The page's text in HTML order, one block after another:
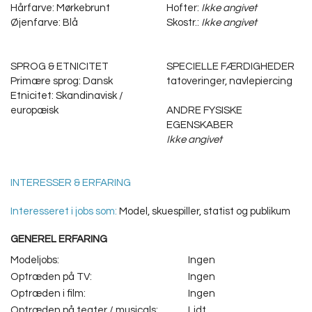
Hårfarve: Mørkebrunt
Øjenfarve: Blå
Hofter: Ikke angivet
Skostr.: Ikke angivet
SPROG & ETNICITET
Primære sprog: Dansk
Etnicitet: Skandinavisk /
europæisk
SPECIELLE FÆRDIGHEDER
tatoveringer, navlepiercing
ANDRE FYSISKE
EGENSKABER
Ikke angivet
INTERESSER & ERFARING
Interesseret i jobs som: Model, skuespiller, statist og publikum
GENEREL ERFARING
Modeljobs:
Ingen
Optræden på TV:
Ingen
Optræden i film:
Ingen